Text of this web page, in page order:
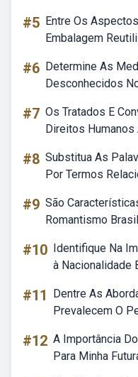
#5 Entre Os
Embalagem
#6 Determine As
Desconhecidos
#7 Os Tratados E
Direitos Humanos
#8 Substitua As
Por Termos
#9 São
Romantismo
#10 Identifique Na
à Nacionalidade
#11
Dentre As
Prevalecem O
#12 A Importância
Para Minha